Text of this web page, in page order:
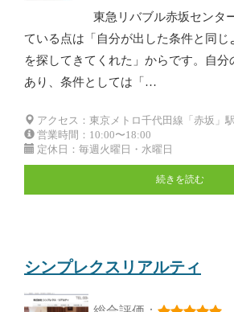
東急リバブル赤坂センタ
ている点は「自分が出した条件と同じ
を探してきてくれた」からです。自分
あり、条件としては「…
アクセス：東京メトロ千代田線「赤坂」
営業時間：10:00〜18:00
定休日：毎週火曜日・水曜日
続きを読む
シンプレクスリアルティ